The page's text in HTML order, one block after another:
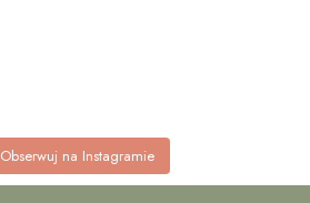
Obserwuj na Instagramie